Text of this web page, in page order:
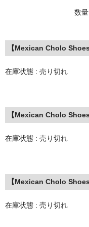
数量
【Mexican Cholo
在庫状態 : 売り切れ
【Mexican Cholo
在庫状態 : 売り切れ
【Mexican Cholo
在庫状態 : 売り切れ